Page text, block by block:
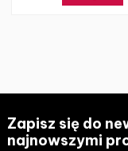
Zapisz się do
najnowszymi